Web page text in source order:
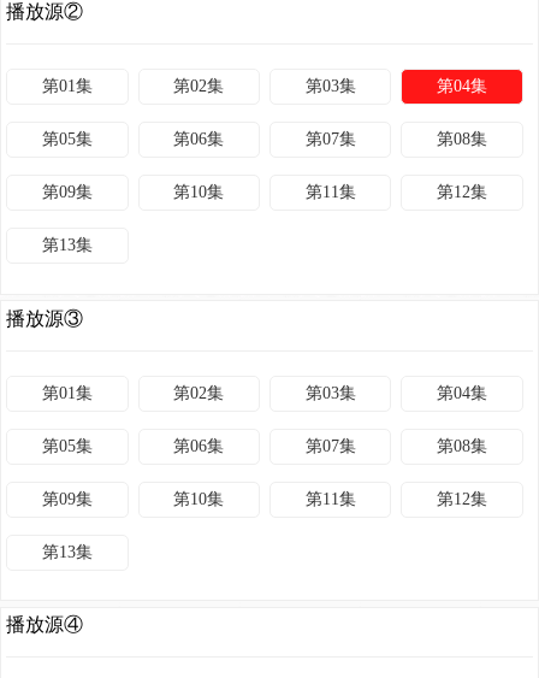
播放源②
第01集 第02集 第03集 第04集
第05集 第06集 第07集 第08集
第09集 第10集 第11集 第12集
第13集
播放源③
第01集 第02集 第03集 第04集
第05集 第06集 第07集 第08集
第09集 第10集 第11集 第12集
第13集
播放源④